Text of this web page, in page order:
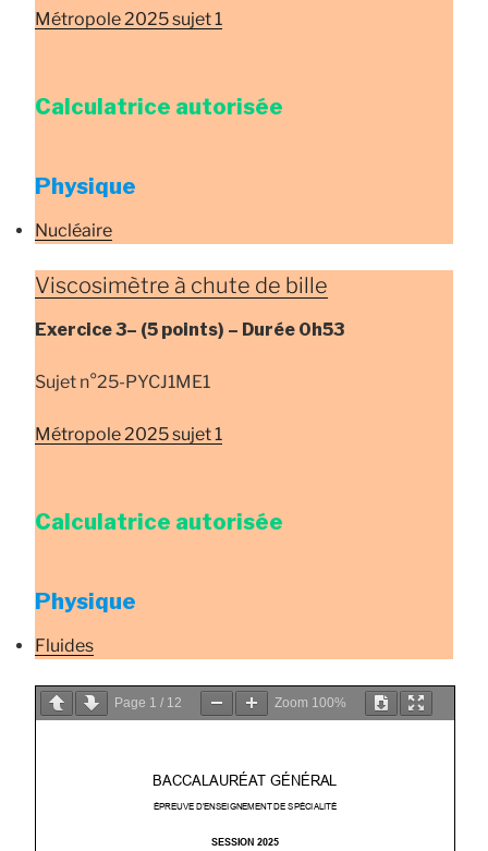
Métropole 2025 sujet 1
Calculatrice autorisée
Physique
Nucléaire
Viscosimètre à chute de bille
Exercice3– (5 points) – Durée 0h53
Sujet n°25-PYCJ1ME1
Métropole 2025 sujet 1
Calculatrice autorisée
Physique
Fluides
Page 1 / 12 Zoom 100%